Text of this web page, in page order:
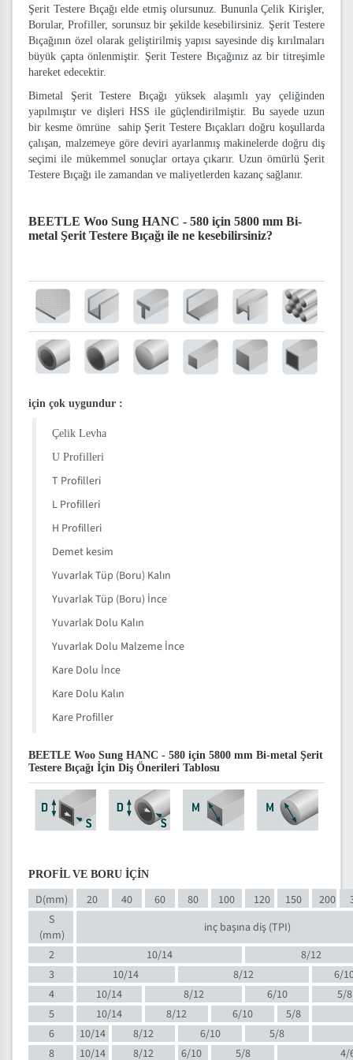
Şerit Testere Bıçağı elde etmiş olursunuz. Bununla Çelik Kirişler,
Borular, Profiller, sorunsuz bir şekilde kesebilirsiniz. Şerit Testere
Bıçağının özel olarak geliştirilmiş yapısı sayesinde diş kırılmaları
büyük çapta önlenmiştir. Şerit Testere Bıçağınız az bir titreşimle
hareket edecektir.
Bimetal Şerit Testere Bıçağı yüksek alaşımlı yay çeliğinden
yapılmıştır ve dişleri HSS ile güçlendirilmiştir. Bu sayede uzun
bir kesme ömrüne sahip Şerit Testere Bıçakları doğru koşullarda
çalışan, malzemeye göre deviri ayarlanmış makinelerde doğru diş
seçimi ile mükemmel sonuçlar ortaya çıkarır. Uzun ömürlü Şerit
Testere Bıçağı ile zamandan ve maliyetlerden kazanç sağlanır.
BEETLE Woo Sung HANC - 580 için 5800 mm Bi-
metal Şerit Testere Bıçağı ile ne kesebilirsiniz?
için çok uygundur :
Çelik Levha
U Profilleri
T Profilleri
L Profilleri
H Profilleri
Demet kesim
Yuvarlak Tüp (Boru) Kalın
Yuvarlak Tüp (Boru) İnce
Yuvarlak Dolu Kalın
Yuvarlak Dolu Malzeme İnce
Kare Dolu İnce
Kare Dolu Kalın
Kare Profiller
BEETLE Woo Sung HANC - 580 için 5800 mm Bi-metal Şerit
Testere Bıçağı İçin Diş Önerileri Tablosu
PROFİL VE BORU İÇİN
D(mm) 20 40 60 80 100 120 150 200
S
(mm)
inç başına diş (TPI)
2
10/14
8/12
3
10/14 8/12
6/
4
10/14 8/12 6/10
5/8
5
10/14 8/12 6/10
5/8
6
10/14 8/12 6/10
5/8
8
10/14 8/12 6/10 5/8
4/